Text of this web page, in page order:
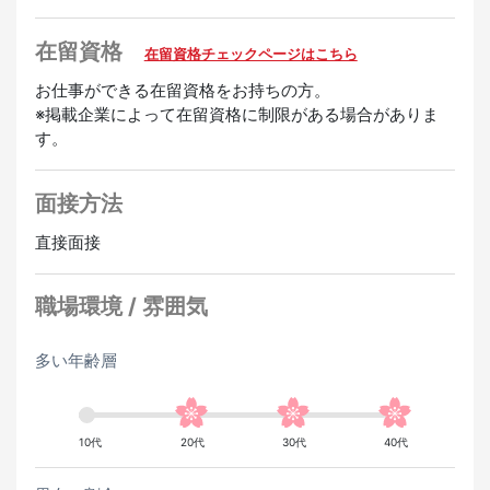
・昇給あり
・深夜手当あり
・友達紹介手当あり
歓迎
在留資格 在留資格チェックページはこちら
お仕事ができる在留資格をお持ちの方。
※掲載企業によって在留資格に制限がある場合がありま
す。
面接方法
直接面接
職場環境 / 雰囲気
多い年齢層
10代 20代 30代 40代